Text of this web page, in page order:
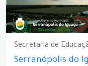
Secretaria de
Serranópolis do